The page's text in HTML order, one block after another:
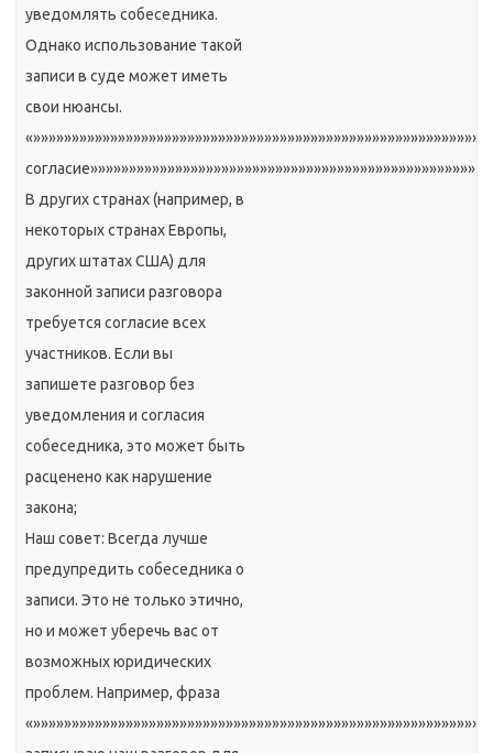
уведомлять собеседника.
Однако использование такой
записи в суде может иметь
свои нюансы.
В других странах (например, в
некоторых странах Европы,
других штатах США) для
законной записи разговора
требуется согласие всех
участников. Если вы
запишете разговор без
уведомления и согласия
собеседника, это может быть
расценено как нарушение
закона;
Наш совет: Всегда лучше
предупредить собеседника о
записи. Это не только этично,
но и может уберечь вас от
возможных юридических
проблем. Например, фраза